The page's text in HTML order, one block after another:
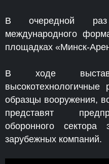
В очередной раз
международного
площадках «Минск-
В ходе
высокотехнологичные
образцы вооружения,
представят
оборонного сектора
зарубежных компаний.